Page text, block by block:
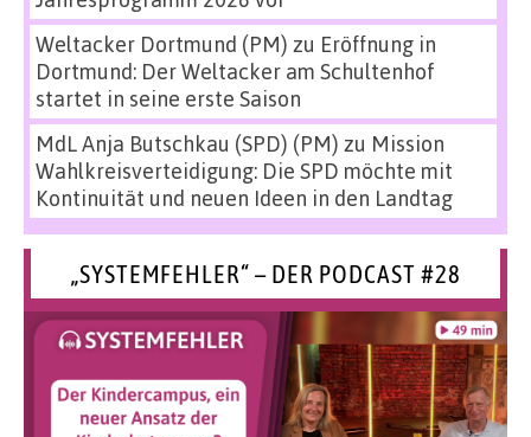
Weltacker Dortmund (PM) zu Eröffnung in
Dortmund: Der Weltacker am Schultenhof
startet in seine erste Saison
MdL Anja Butschkau (SPD) (PM) zu Mission
Wahlkreisverteidigung: Die SPD möchte mit
Kontinuität und neuen Ideen in den Landtag
„SYSTEMFEHLER“ – DER PODCAST #28